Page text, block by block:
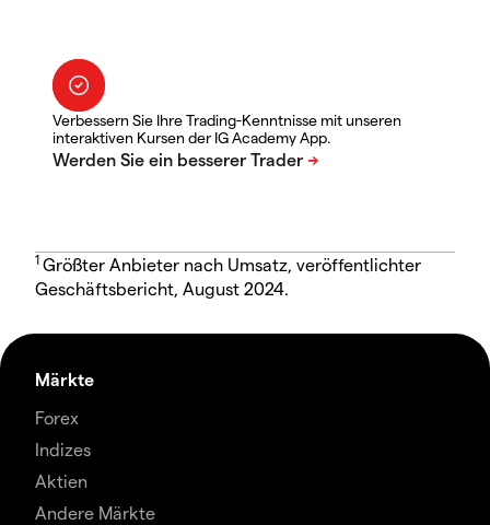
Verbessern Sie Ihre Trading-Kenntnisse mit unseren
interaktiven Kursen der IG Academy App.
1 Größter Anbieter nach Umsatz, veröffentlichter
Geschäftsbericht, August 2024.
Märkte
Forex
Indizes
Aktien
Andere Märkte